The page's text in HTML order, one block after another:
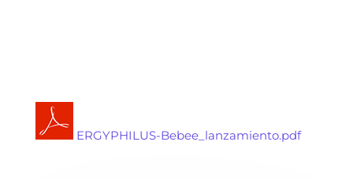
ERGYPHILUS-Bebee_lanzamiento.pdf